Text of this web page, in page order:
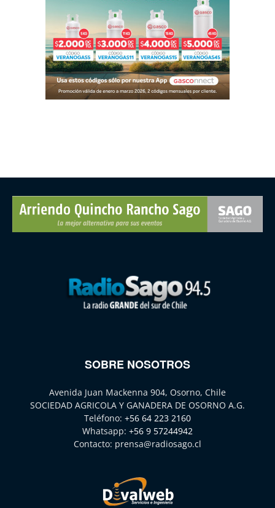
SOBRE NOSOTROS
Avenida Juan Mackenna 904, Osorno, Chile
SOCIEDAD AGRICOLA Y GANADERA DE OSORNO A.G.
Teléfono: +56 64 223 2160
Whatsapp: +56 9 57244942
Contacto: prensa@radiosago.cl